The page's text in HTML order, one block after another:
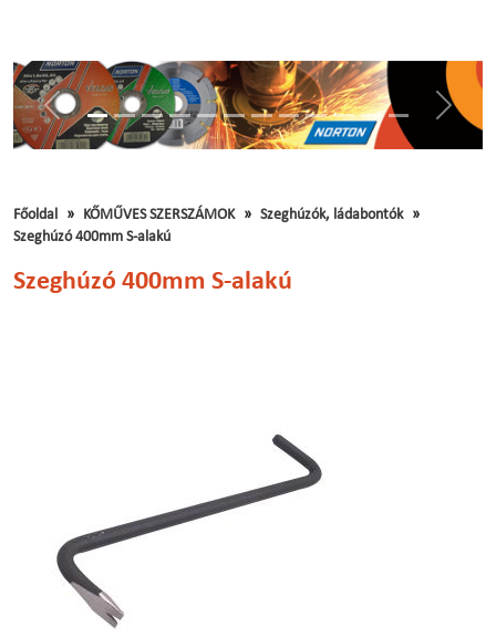
Előző
Főoldal KŐMŰVES SZERSZÁMOK
Szeghúzók, ládabontók
Szeghúzó 400mm S-alakú
Szeghúzó 400mm S-alakú